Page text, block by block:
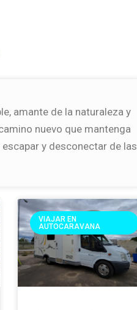
amante de la naturaleza y
nuevo que mantenga
y desconectar de las
VIAJAR EN
AUTOCARAVANA